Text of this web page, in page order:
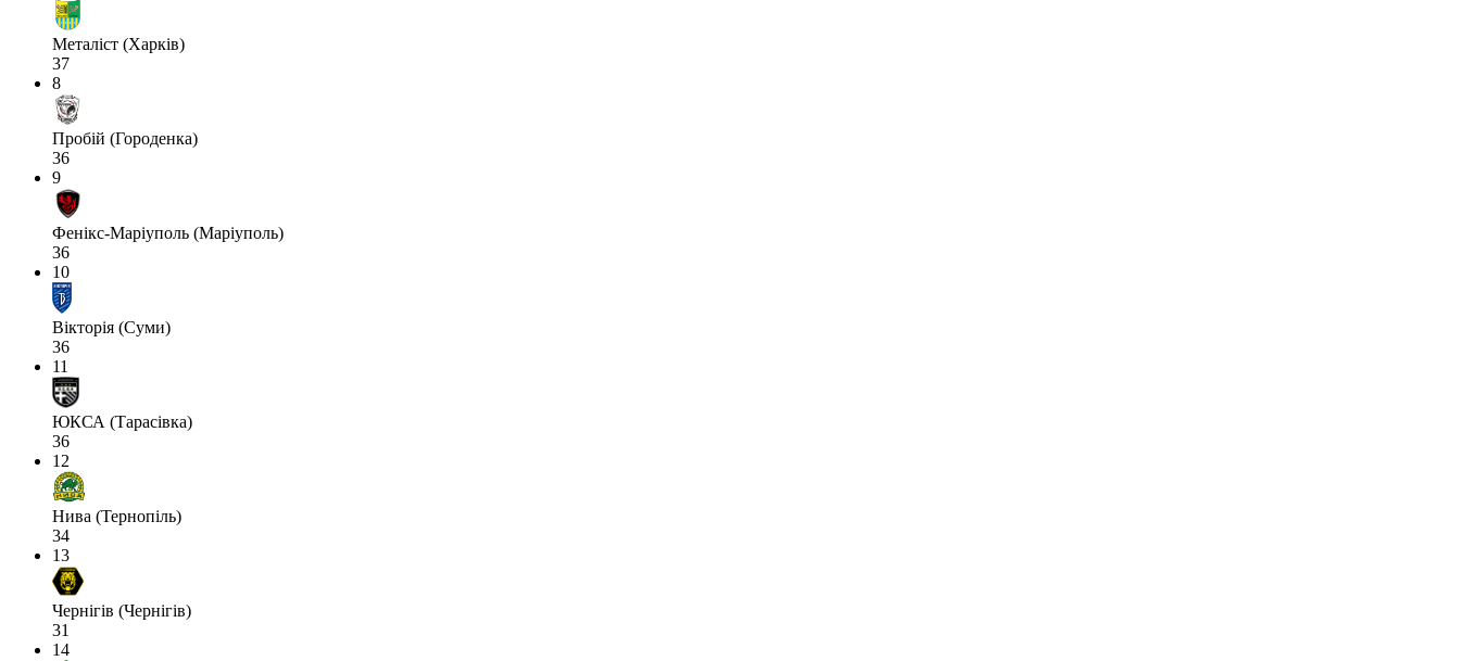
Металіст (Харків)
37
8
Пробій (Городенка)
36
9
Фенікс-Маріуполь (Маріуполь)
36
10
Вікторія (Суми)
36
11
ЮКСА (Тарасівка)
36
12
Нива (Тернопіль)
34
13
Чернігів (Чернігів)
31
14